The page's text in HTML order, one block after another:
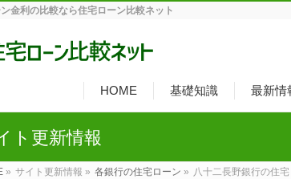
金利の比較なら住宅ローン比較ネット
HOME 基礎知識 最新情
ト更新情報
» サイト更新情報 » 各銀行の住宅ローン » 八十二長野銀行の住